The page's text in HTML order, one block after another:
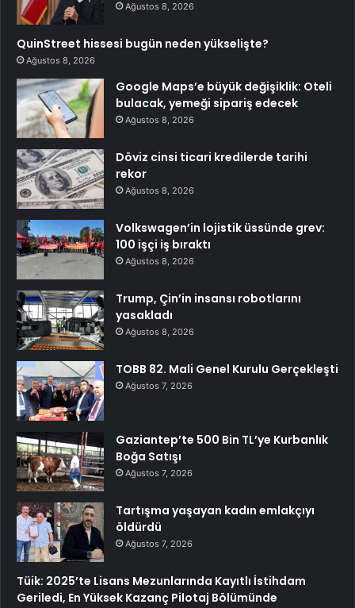
Ağustos 8, 2026
QuinStreet hissesi bugün neden yükselişte?
Ağustos 8, 2026
Google Maps’e büyük değişiklik: Oteli
bulacak, yemeği sipariş edecek
Ağustos 8, 2026
Döviz cinsi ticari kredilerde tarihi
rekor
Ağustos 8, 2026
Volkswagen’in lojistik üssünde grev:
100 işçi iş bıraktı
Ağustos 8, 2026
Trump, Çin’in insansı robotlarını
yasakladı
Ağustos 8, 2026
TOBB 82. Mali Genel Kurulu Gerçekleşti
Ağustos 7, 2026
Gaziantep’te 500 Bin TL’ye Kurbanlık
Boğa Satışı
Ağustos 7, 2026
Tartışma yaşayan kadın emlakçıyı
öldürdü
Ağustos 7, 2026
Tüik: 2025’te Lisans Mezunlarında Kayıtlı İstihdam
Geriledi, En Yüksek Kazanç Pilotaj Bölümünde